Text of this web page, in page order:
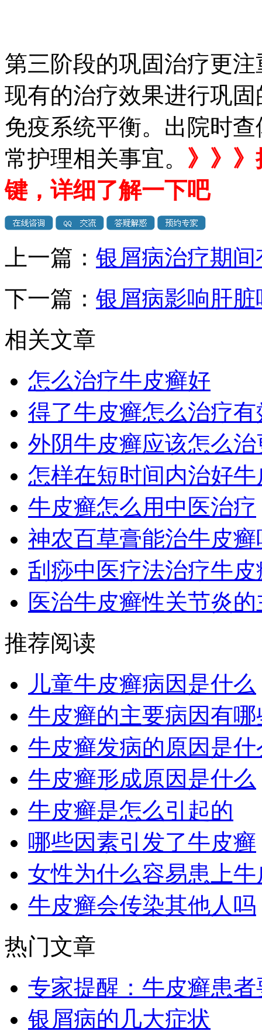
第三阶段的巩固治疗更
现有的治疗效果进行巩
免疫系统平衡。出院时
常护理相关事宜。 》》
键，详细了解一下吧
上一篇： 银屑病治疗期
下一篇： 银屑病影响肝脏
相关文章
怎么治疗牛皮癣好
得了牛皮癣怎么治疗有
外阴牛皮癣应该怎么治
怎样在短时间内治好
牛皮癣怎么用中医治疗
神农百草膏能治牛皮癣
刮痧中医疗法治疗牛皮
医治牛皮癣性关节炎
推荐阅读
儿童牛皮癣病因是什么
牛皮癣的主要病因有哪
牛皮癣发病的原因是什
牛皮癣形成原因是什么
牛皮癣是怎么引起的
哪些因素引发了牛皮癣
女性为什么容易患上牛
牛皮癣会传染其他人吗
热门文章
专家提醒：牛皮癣患
银屑病的几大症状